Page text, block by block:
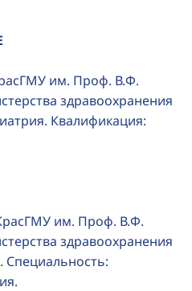
им. Проф. В.Ф.
здравоохранения
Квалификация:
им. Проф. В.Ф.
здравоохранения